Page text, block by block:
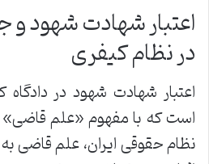
اعتبار شهادت شهود و
در نظام کیفری
اعتبار شهادت شهود در
است که با مفهوم «علم قاضی»
نظام حقوقی ایران، علم قاضی